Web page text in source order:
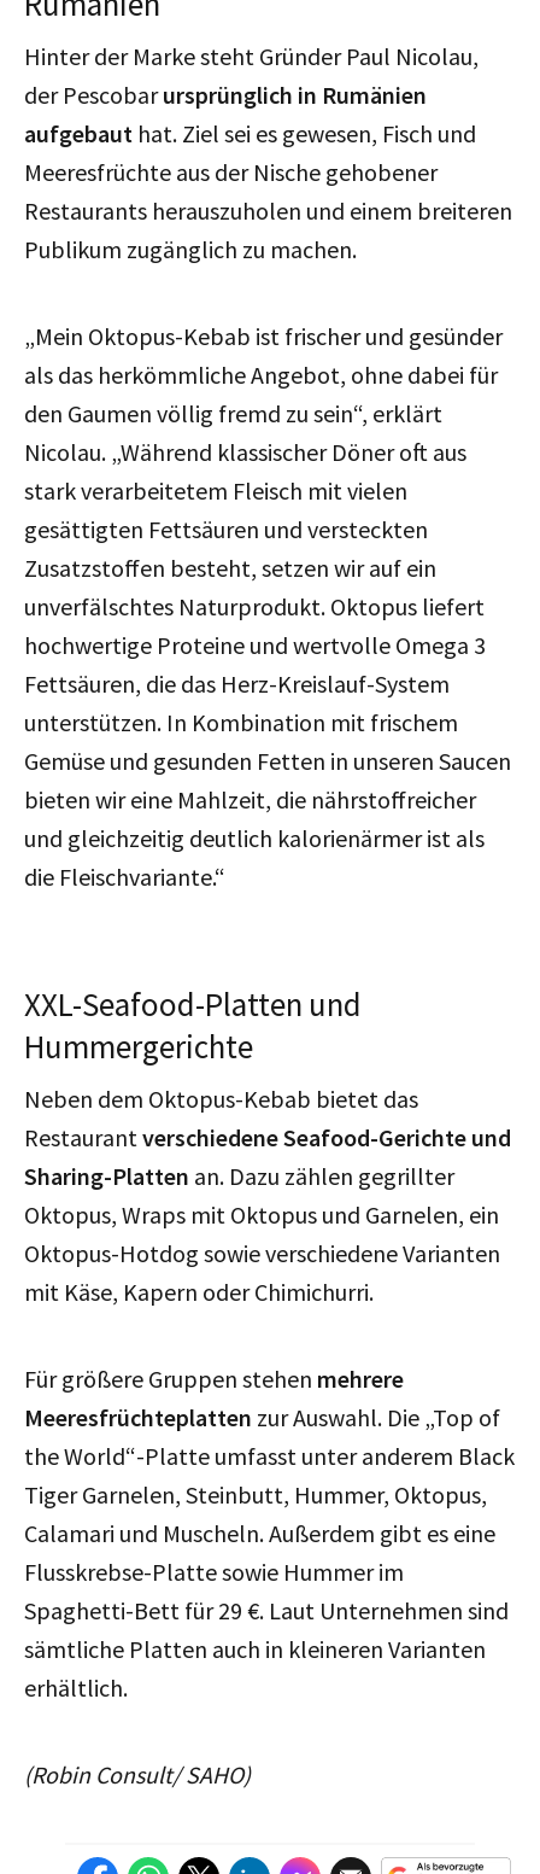
Hinter der Marke steht Gründer Paul Nicolau,
der Pescobarursprünglich in Rumänien
aufgebaut hat. Ziel sei es gewesen, Fisch und
Meeresfrüchte aus der Nische gehobener
Restaurants herauszuholen und einem breiteren
Publikum zugänglich zu machen.
„Mein Oktopus-Kebab ist frischer und gesünder
als das herkömmliche Angebot, ohne dabei für
den Gaumen völlig fremd zu sein“, erklärt
Nicolau. „Während klassischer Döner oft aus
stark verarbeitetem Fleisch mit vielen
gesättigten Fettsäuren und versteckten
Zusatzstoffen besteht, setzen wir auf ein
unverfälschtes Naturprodukt. Oktopus liefert
hochwertige Proteine und wertvolle Omega 3
Fettsäuren, die das Herz-Kreislauf-System
unterstützen. In Kombination mit frischem
Gemüse und gesunden Fetten in unseren Saucen
bieten wir eine Mahlzeit, die nährstoffreicher
und gleichzeitig deutlich kalorienärmer ist als
die Fleischvariante.“
XXL-Seafood-Platten und
Hummergerichte
Neben dem Oktopus-Kebab bietet das
Restaurant verschiedene Seafood-Gerichte und
Sharing-Platten an. Dazu zählen gegrillter
Oktopus, Wraps mit Oktopus und Garnelen, ein
Oktopus-Hotdog sowie verschiedene Varianten
mit Käse, Kapern oder Chimichurri.
Für größere Gruppen stehen mehrere
Meeresfrüchteplatten zur Auswahl. Die „Top of
the World“-Platte umfasst unter anderem Black
Tiger Garnelen, Steinbutt, Hummer, Oktopus,
Calamari und Muscheln. Außerdem gibt es eine
Flusskrebse-Platte sowie Hummer im
Spaghetti-Bett für 29 €. Laut Unternehmen sind
sämtliche Platten auch in kleineren Varianten
erhältlich.
(Robin Consult/ SAHO)